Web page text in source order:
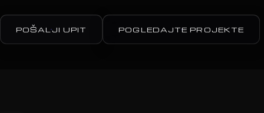
POŠALJI UPIT POGLEDAJTE PROJEKTE